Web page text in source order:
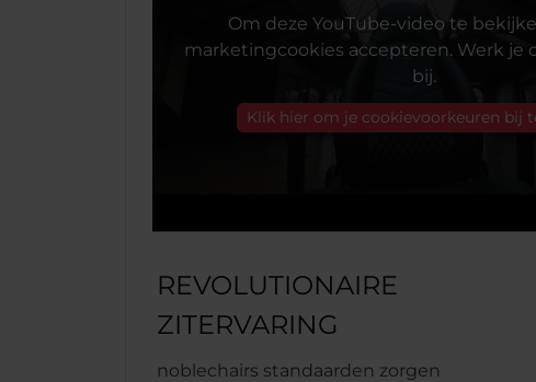
Om deze YouTube-video te
marketingcookies accepteren. Werk je
bij.
Klik hier om je cookievoorkeuren bij
REVOLUTIONAIRE
ZITERVARING
noblechairs standaarden zorgen